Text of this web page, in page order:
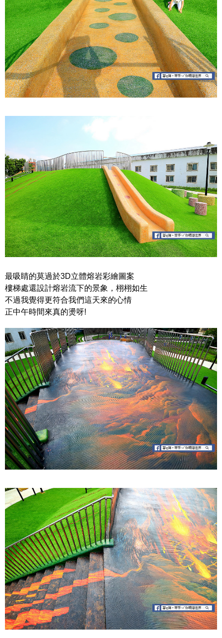
最吸睛的莫過於3D立體熔岩彩繪圖案
樓梯處還設計熔岩流下的景象，栩栩如生
不過我覺得更符合我們這天來的心情
正中午時間來真的燙呀!